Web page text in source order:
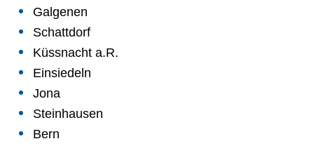
Galgenen
Schattdorf
Küssnacht a.R.
Einsiedeln
Jona
Steinhausen
Bern